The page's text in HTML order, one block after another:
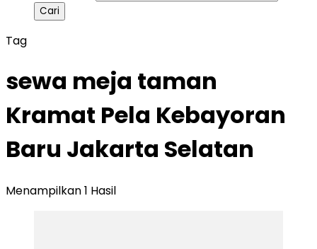
Tag
sewa meja taman
Kramat Pela Kebayoran
Baru Jakarta Selatan
Menampilkan 1 Hasil